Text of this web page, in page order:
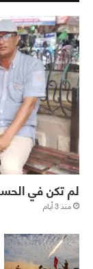
لم تكن في
منذ 3 أيام